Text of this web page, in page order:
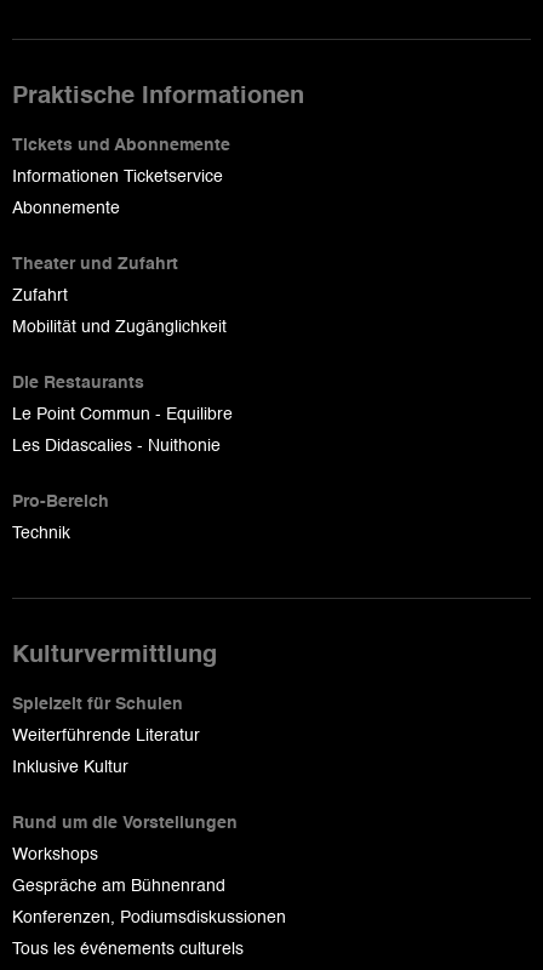
Praktische Informationen
Tickets und Abonnemente
Informationen Ticketservice
Abonnemente
Theater und Zufahrt
Zufahrt
Mobilität und Zugänglichkeit
Die Restaurants
Le Point Commun - Equilibre
Les Didascalies - Nuithonie
Pro-Bereich
Technik
Kulturvermittlung
Spielzeit für Schulen
Weiterführende Literatur
Inklusive Kultur
Rund um die Vorstellungen
Workshops
Gespräche am Bühnenrand
Konferenzen, Podiumsdiskussionen
Tous les événements culturels